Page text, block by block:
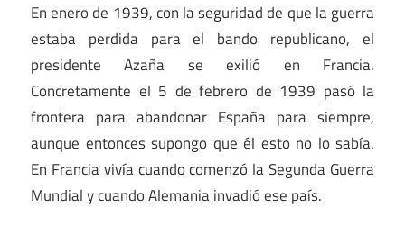
En enero de 1939, con la seguridad de que la guerra
estaba perdida para el bando republicano, el
presidente Azaña se exilió en Francia.
Concretamente el 5 de febrero de 1939 pasó la
frontera para abandonar España para siempre,
aunque entonces supongo que él esto no lo sabía.
En Francia vivía cuando comenzó la Segunda Guerra
Mundial y cuando Alemania invadió ese país.